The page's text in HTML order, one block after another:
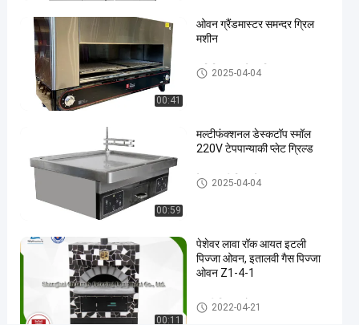
#
स्वस्थ
ग्रिल
मशीन
#
ग्रील्ड
क
00:41
ओवन ग्रैंडमास्टर समन्दर ग्रिल
मशीन
वाणिज्यिक बारबेक्यू ग्रिल
2025-04-04
00:59
मल्टीफंक्शनल डेस्कटॉप स्मॉल
220V टेपपान्याकी प्लेट ग्रिल्ड
टेपपानाकी ग्रिल टेबल
2025-04-04
00:11
पेशेवर लावा रॉक आयत इटली
पिज्जा ओवन, इतालवी गैस पिज्जा
ओवन Z1-4-1
इटली पिज्जा ओवन
2022-04-21